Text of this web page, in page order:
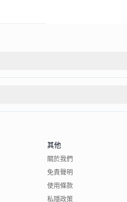
其他
關於我們
免責聲明
使用條款
私隱政策